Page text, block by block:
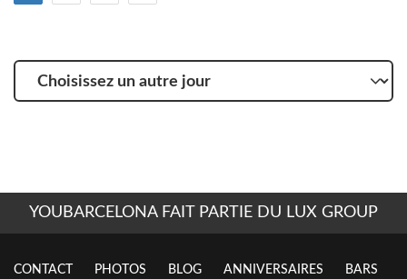
Choisissez
YOUBARCELONA FAIT PARTIE DU LUX GROUP
CONTACT PHOTOS BLOG ANNIVERSAIRES BARS